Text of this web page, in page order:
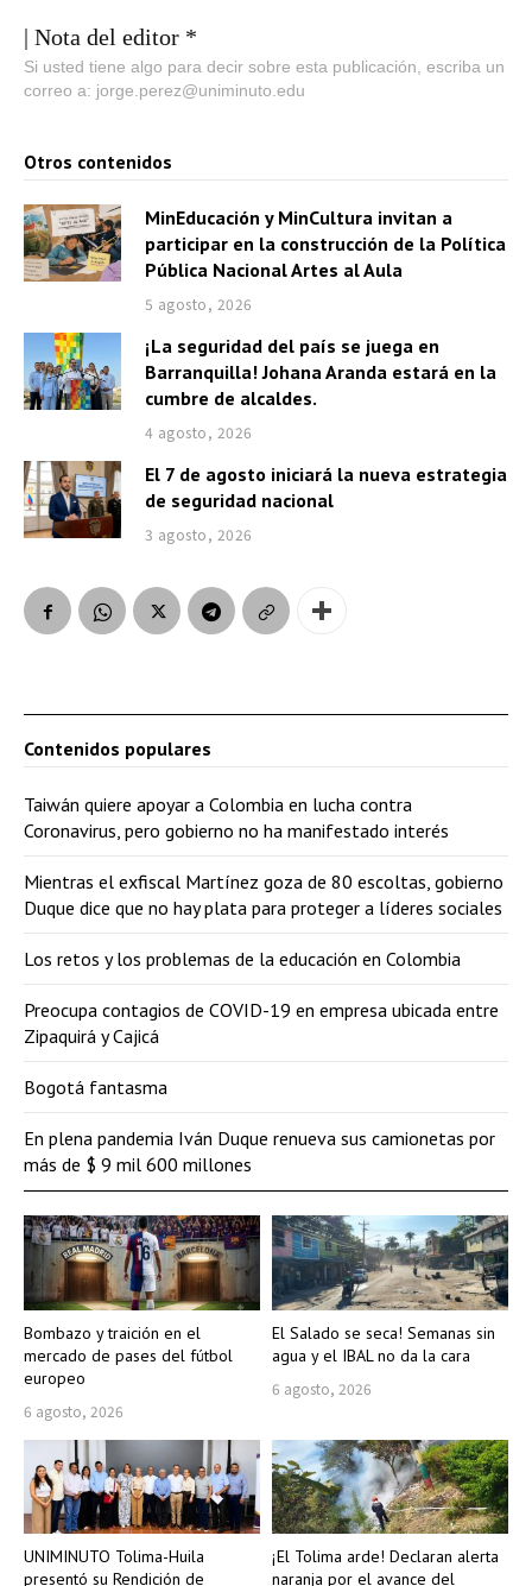
| Nota del editor *
Si usted tiene algo para decir sobre esta publicación, escriba un
correo a: jorge.perez@uniminuto.edu
Otros contenidos
MinEducación y MinCultura invitan a
participar en la construcción de la Política
Pública Nacional Artes al Aula
5 agosto, 2026
¡La seguridad del país se juega en
Barranquilla! Johana Aranda estará en la
cumbre de alcaldes.
4 agosto, 2026
El 7 de agosto iniciará la nueva estrategia
de seguridad nacional
3 agosto, 2026
Bombazo y traición en el
mercado de pases del fútbol
europeo
6 agosto, 2026
El Salado se seca! Semanas sin
agua y el IBAL no da la cara
6 agosto, 2026
UNIMINUTO Tolima-Huila
presentó su Rendición de
¡El Tolima arde! Declaran alerta
naranja por el avance del
Contenidos populares
Taiwán quiere apoyar a Colombia en lucha contra
Coronavirus, pero gobierno no ha manifestado interés
Mientras el exfiscal Martínez goza de 80 escoltas, gobierno
Duque dice que no hay plata para proteger a líderes sociales
Los retos y los problemas de la educación en Colombia
Preocupa contagios de COVID-19 en empresa ubicada entre
Zipaquirá y Cajicá
Bogotá fantasma
En plena pandemia Iván Duque renueva sus camionetas por
más de $ 9 mil 600 millones